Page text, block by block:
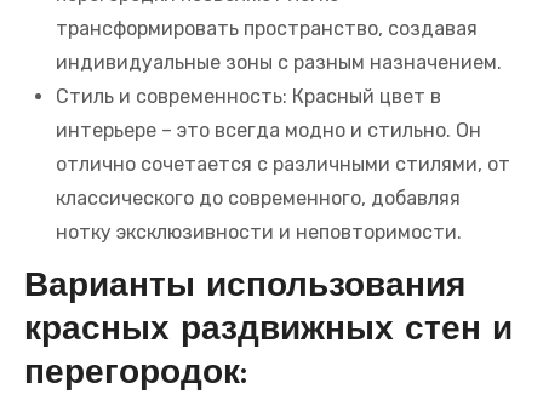
трансформировать пространство, создавая
индивидуальные зоны с разным назначением.
Стиль и современность: Красный цвет в
интерьере – это всегда модно и стильно. Он
отлично сочетается с различными стилями, от
классического до современного, добавляя
нотку эксклюзивности и неповторимости.
Варианты использования
красных раздвижных стен и
перегородок: